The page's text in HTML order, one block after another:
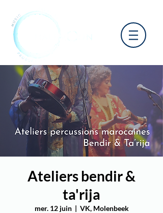
Ateliers bendir &
ta'rija
mer. 12 juin
  |
VK, Molenbeek